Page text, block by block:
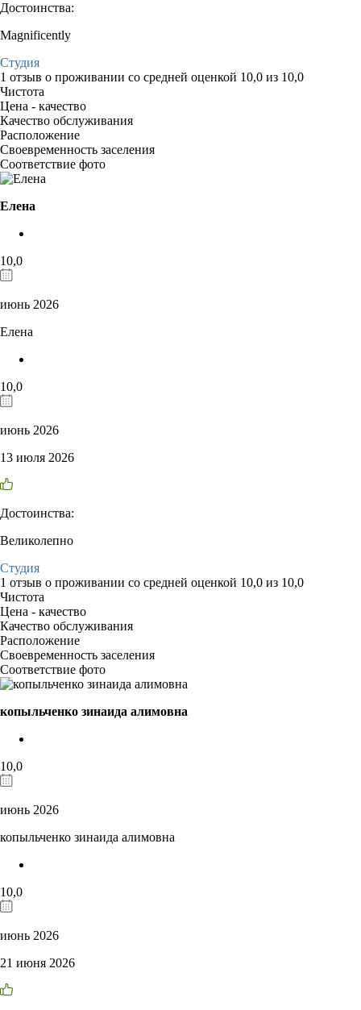
Достоинства:
Magnificently
Студия
1 отзыв о проживании со средней оценкой 10,0 из 10,0
Чистота
Цена - качество
Качество обслуживания
Расположение
Своевременность заселения
Соответствие фото
Елена
10,0
июнь 2026
Елена
10,0
июнь 2026
13 июля 2026
Достоинства:
Великолепно
Студия
1 отзыв о проживании со средней оценкой 10,0 из 10,0
Чистота
Цена - качество
Качество обслуживания
Расположение
Своевременность заселения
Соответствие фото
копыльченко зинаида алимовна
10,0
июнь 2026
копыльченко зинаида алимовна
10,0
июнь 2026
21 июня 2026